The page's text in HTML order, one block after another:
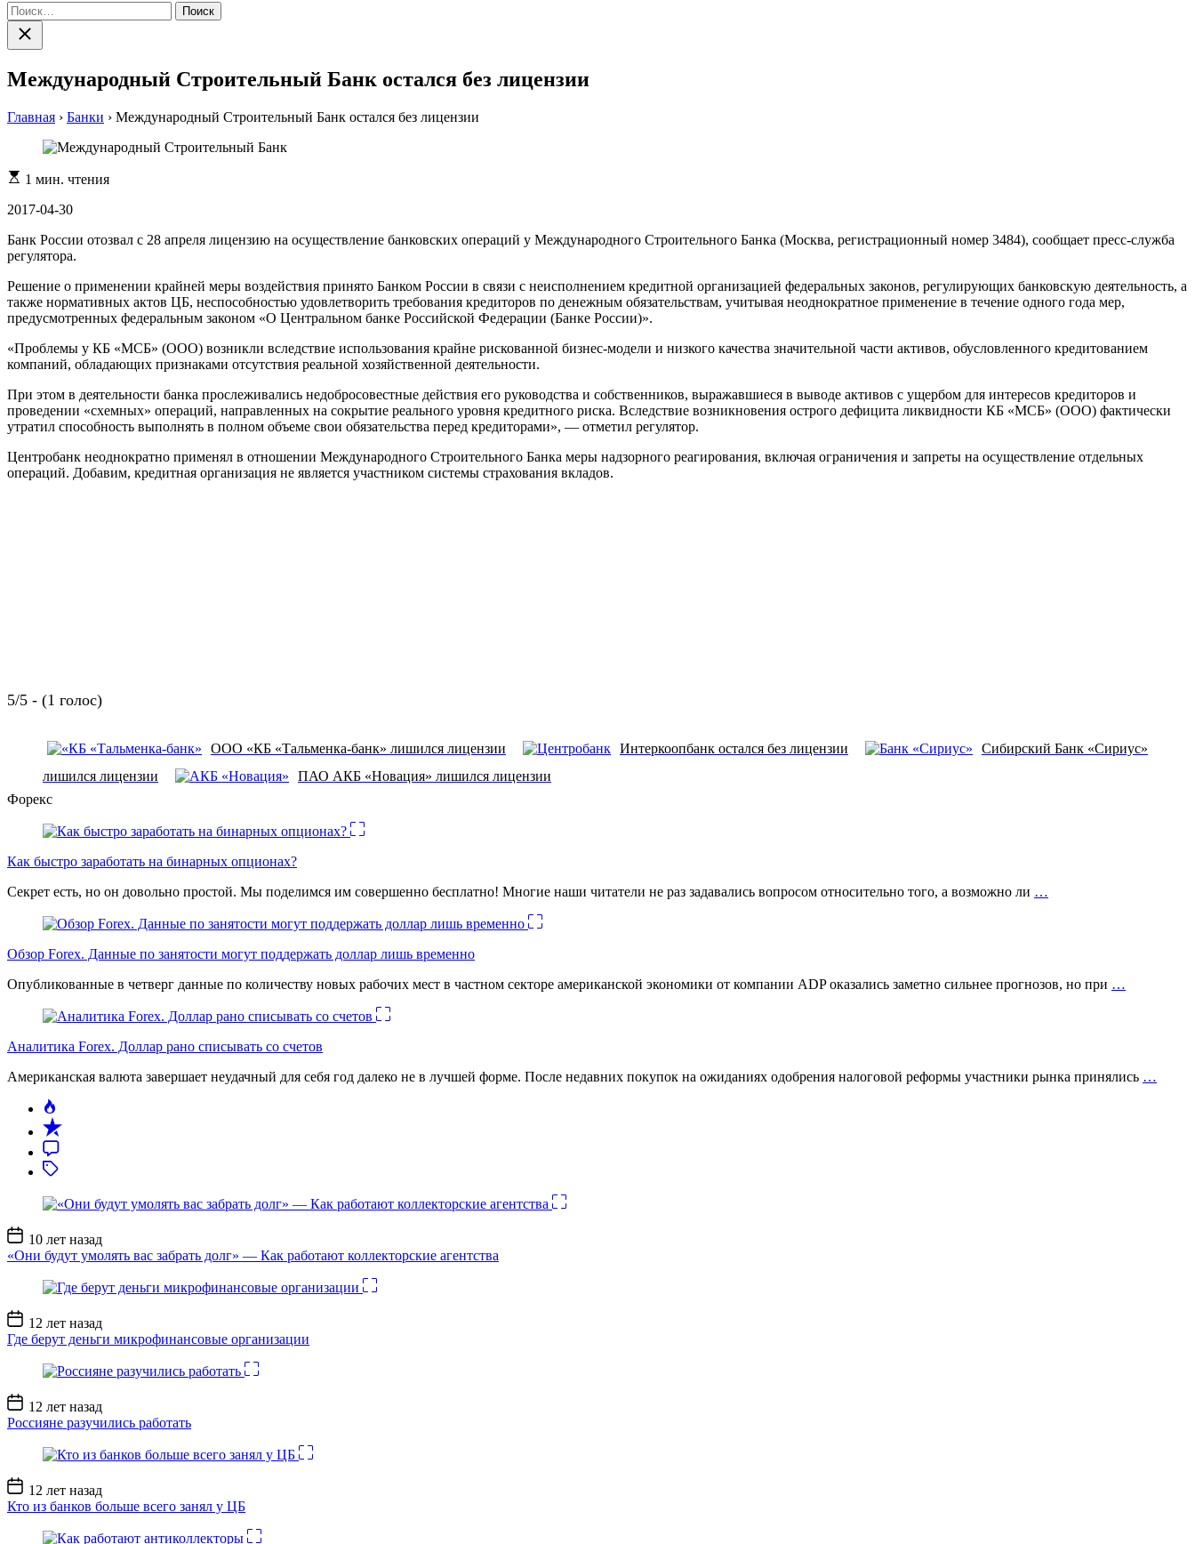
Найти:
Закрыть
поиск
Международный Строительный Банк остался без лицензии
Главная › Банки › Международный Строительный Банк остался без лицензии
Расчетное
чтения
1 мин. чтения
2017-04-30
Банк России отозвал с 28 апреля лицензию на осуществление банковских операций у Международного Строительного Банка (Москва, регистрационный номер 3484), сообщает пресс-служба
регулятора.
Решение о применении крайней меры воздействия принято Банком России в связи с неисполнением кредитной организацией федеральных законов, регулирующих банковскую деятельность, а
также нормативных актов ЦБ, неспособностью удовлетворить требования кредиторов по денежным обязательствам, учитывая неоднократное применение в течение одного года мер,
предусмотренных федеральным законом «O Центральном банке Российской Федерации (Банке России)».
«Проблемы у КБ «МСБ» (ООО) возникли вследствие использования крайне рискованной бизнес-модели и низкого качества значительной части активов, обусловленного кредитованием
компаний, обладающих признаками отсутствия реальной хозяйственной деятельности.
При этом в деятельности банка прослеживались недобросовестные действия его руководства и собственников, выражавшиеся в выводе активов с ущербом для интересов кредиторов и
проведении «схемных» операций, направленных на сокрытие реального уровня кредитного риска. Вследствие возникновения острого дефицита ликвидности КБ «МСБ» (ООО) фактически
утратил способность выполнять в полном объеме свои обязательства перед кредиторами», — отметил регулятор.
Центробанк неоднократно применял в отношении Международного Строительного Банка меры надзорного реагирования, включая ограничения и запреты на осуществление отдельных
операций. Добавим, кредитная организация не является участником системы страхования вкладов.
5/5 - (1 голос)
ООО «КБ «Тальменка-банк» лишился лицензии Интеркоопбанк остался без лицензии
Сибирский Банк «Сириус»
лишился лицензии
ПАО АКБ «Новация» лишился лицензии
Форекс
Как быстро заработать на бинарных опционах?
Секрет есть, но он довольно простой. Мы поделимся им совершенно бесплатно! Многие наши читатели не раз задавались вопросом относительно того, а возможно ли …
Обзор Forex. Данные по занятости могут поддержать доллар лишь временно
Опубликованные в четверг данные по количеству новых рабочих мест в частном секторе американской экономики от компании ADP оказались заметно сильнее прогнозов, но при …
Аналитика Forex. Доллар рано списывать со счетов
Американская валюта завершает неудачный для себя год далеко не в лучшей форме. После недавних покупок на ожиданиях одобрения налоговой реформы участники рынка принялись …
Дата
записи
10 лет назад
«Они будут умолять вас забрать долг» — Как работают коллекторские агентства
Дата
записи
12 лет назад
Где берут деньги микрофинансовые организации
Дата
записи
12 лет назад
Россияне разучились работать
Дата
записи
12 лет назад
Кто из банков больше всего занял у ЦБ